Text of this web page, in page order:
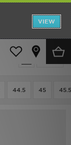
VIEW
44.5 45 45.5